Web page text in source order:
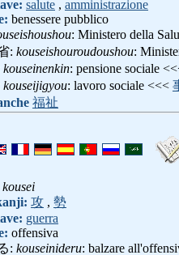
salute , amministrazione
benessere pubblico
: Ministero della
: kouseishouroudoushou:
kouseinenkin: pensione sociale
kouseijigyou: lavoro sociale <<<
福祉
kousei
攻 , 勢
guerra
offensiva
: kouseinideru: balzare